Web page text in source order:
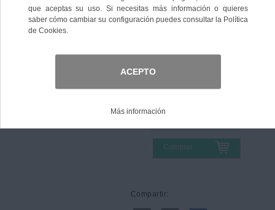
Color
Comprar
Compartir: